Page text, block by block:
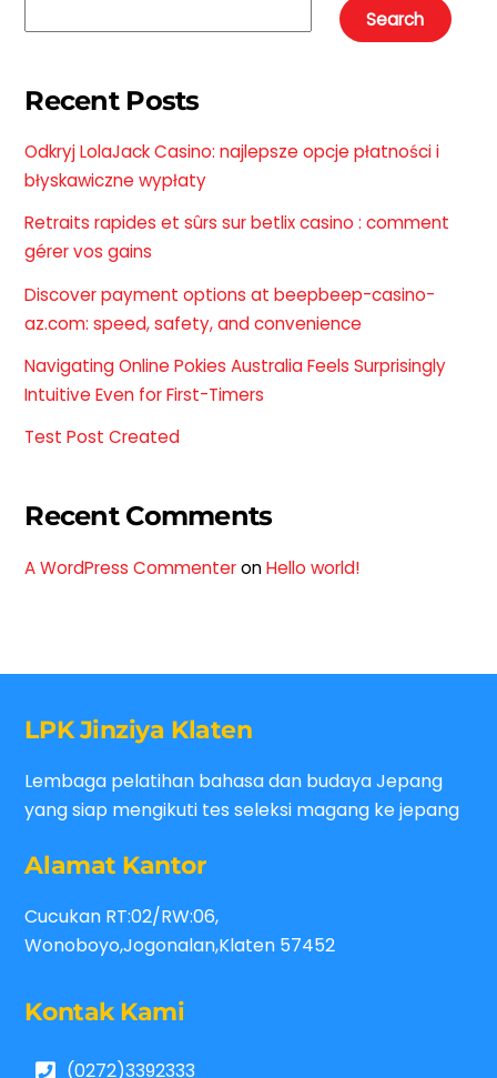
Search
Recent Posts
Odkryj LolaJack Casino: najlepsze opcje płatności i
błyskawiczne wypłaty
Retraits rapides et sûrs sur betlix casino : comment
gérer vos gains
Discover payment options at beepbeep-casino-
az.com: speed, safety, and convenience
Navigating Online Pokies Australia Feels Surprisingly
Intuitive Even for First-Timers
Test Post Created
Recent Comments
A WordPress CommenteronHello world!
LPK Jinziya Klaten
Lembaga pelatihan bahasa dan budaya Jepang
yang siap mengikuti tes seleksi magang ke jepang
Alamat Kantor
Cucukan RT:02/RW:06,
Wonoboyo,Jogonalan,Klaten 57452
Kontak Kami
(0272)3392333